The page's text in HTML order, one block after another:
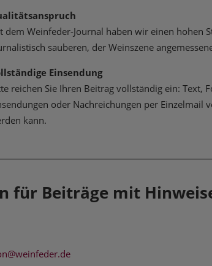
dem Weinfeder-Journal haben wir einen hohen
sauberen, der Weinszene
Einsendung
reichen Sie Ihren Beitrag vollständig ein: Text,
oder Nachreichungen per
kann.
für Beiträge mit